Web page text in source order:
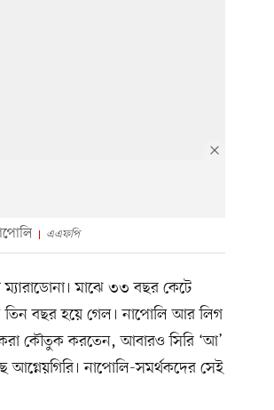
এএফপি
মাঝে ৩৩ বছর কেটে
তিন বছর হয়ে গেল। নাপোলি আর লিগ
কৌতুক করতেন, আবারও সিরি ‘আ’
নাপোলি-সমর্থকদের সেই